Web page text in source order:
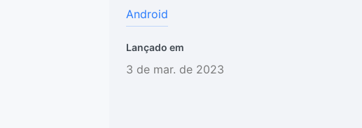
Android
Lançado em
3 de mar. de 2023